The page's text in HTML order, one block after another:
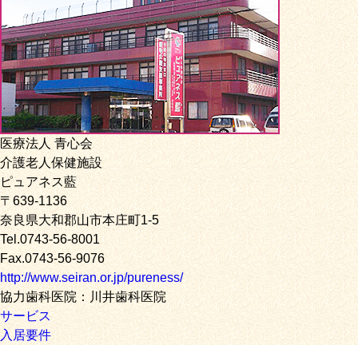
医療法人 青心会
介護老人保健施設
ピュアネス藍
〒639-1136
奈良県大和郡山市本庄町1-5
Tel.0743-56-8001
Fax.0743-56-9076
http://www.seiran.or.jp/pureness/
協力歯科医院：川井歯科医院
サービス
入居要件